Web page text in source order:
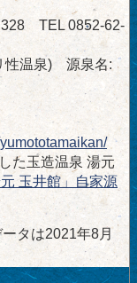
TEL 0852-62-
性温泉) 源泉名:
た玉造温泉 湯元
玉井館」自家源
タは2021年8月